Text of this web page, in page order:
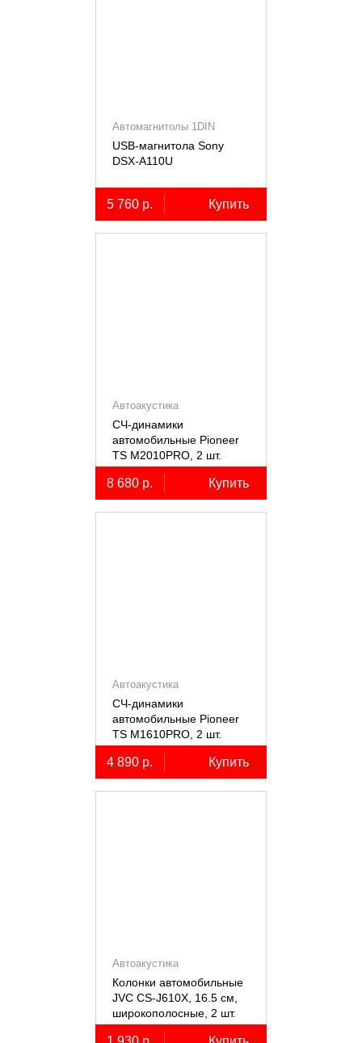
Автомагнитолы 1DIN
USB-магнитола Sony
DSX-A110U
5 760 р. Купить
Автоакустика
СЧ-динамики
автомобильные Pioneer
TS M2010PRO, 2 шт.
8 680 р. Купить
Автоакустика
СЧ-динамики
автомобильные Pioneer
TS M1610PRO, 2 шт.
4 890 р. Купить
Автоакустика
Колонки автомобильные
JVC CS-J610X, 16.5 см,
широкополосные, 2 шт.